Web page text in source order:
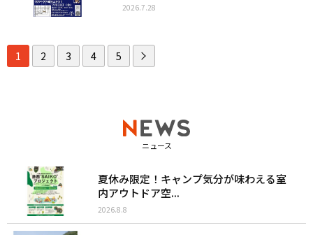
2026.7.28
1 2 3 4 5
ニュース
夏休み限定！キャンプ気分が味わえる室
内アウトドア空...
2026.8.8